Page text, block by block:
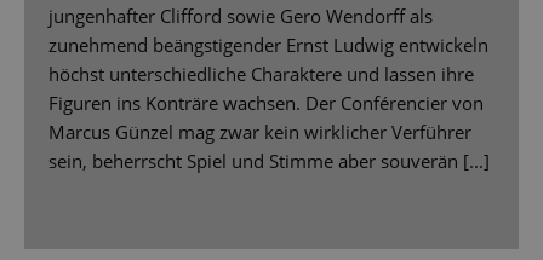
jungenhafter Clifford sowie Gero Wendorff als
zunehmend beängstigender Ernst Ludwig entwickeln
höchst unterschiedliche Charaktere und lassen ihre
Figuren ins Konträre wachsen. Der Conférencier von
Marcus Günzel mag zwar kein wirklicher Verführer
sein, beherrscht Spiel und Stimme aber souverän [...]